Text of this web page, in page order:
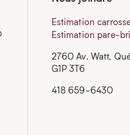
Estimation
Estimation pare-
2760 Av. Watt,
G1P 3T6
418 659-6430